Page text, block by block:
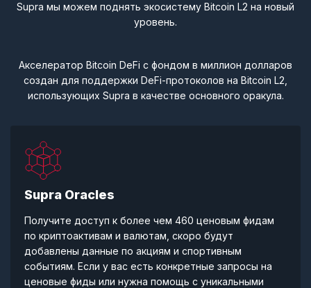
Supra мы можем поднять экосистему Bitcoin L2 на новый
уровень.
Акселератор Bitcoin DeFi с фондом в миллион долларов
создан для поддержки DeFi-протоколов на Bitcoin L2,
использующих Supra в качестве основного оракула.
Supra Oracles
Получите доступ к более чем 460 ценовым фидам
по криптоактивам и валютам, скоро будут
добавлены данные по акциям и спортивным
событиям. Если у вас есть конкретные запросы на
ценовые фиды или нужна помощь с уникальными